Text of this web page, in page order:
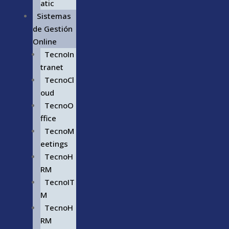
atic
Sistemas
de Gestión
Online
TecnoIn
tranet
TecnoCl
oud
TecnoO
ffice
TecnoM
eetings
TecnoH
RM
TecnoIT
M
TecnoH
RM